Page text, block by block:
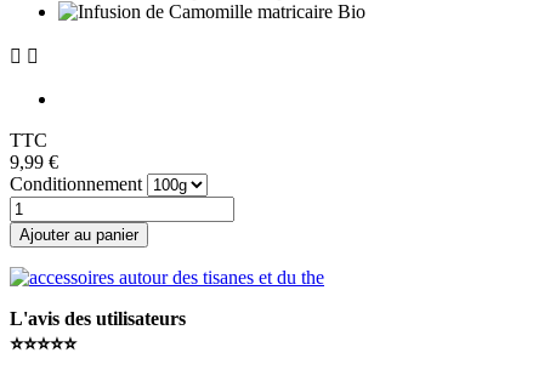
 
TTC
9,99 €
Conditionnement
Ajouter au panier
L'avis des utilisateurs
⭐️⭐️⭐️⭐️⭐️